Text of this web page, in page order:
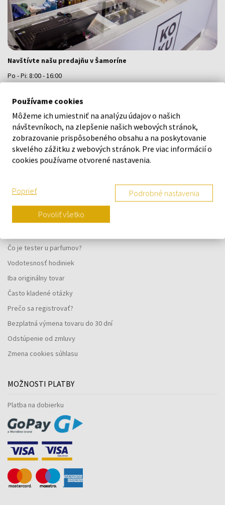
Navštívte našu predajňu v Šamoríne
Po - Pi: 8:00 - 16:00
VŠETKO O NÁKUPE
Vernostný systém
Všeobecné obchodné podmienky
Reklamačný formulár
Kedy obdržím objednaný tovar?
Čo je tester u parfumov?
Vodotesnosť hodiniek
Iba originálny tovar
Často kladené otázky
Prečo sa registrovať?
Bezplatná výmena tovaru do 30 dní
Odstúpenie od zmluvy
Zmena cookies súhlasu
MOŽNOSTI PLATBY
Platba na dobierku
Používame cookies
Môžeme ich umiestniť na analýzu údajov o našich
návštevníkoch, na zlepšenie našich webových stránok,
zobrazovanie prispôsobeného obsahu a na poskytovanie
skvelého zážitku z webových stránok. Pre viac informácií o
cookies používame otvorené nastavenia.
Poprieť Podrobné nastavenia
Povoliť všetko